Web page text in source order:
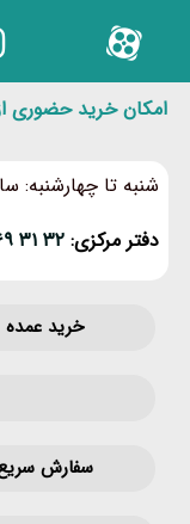
امکان خرید حضوری
شنبه تا چهارشنبه: ساعت ۱۰ الی ۲۰، پنج
دفتر مرکزی: ۳۲ ۳۱ ۶۹ ۹۱ (۰۲۱)
خرید عمده
سفارش